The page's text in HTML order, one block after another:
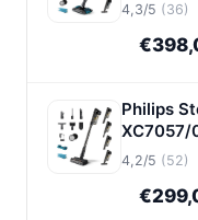
4,3/5 (36)
Philips
XC7057/
4,2/5 (52)